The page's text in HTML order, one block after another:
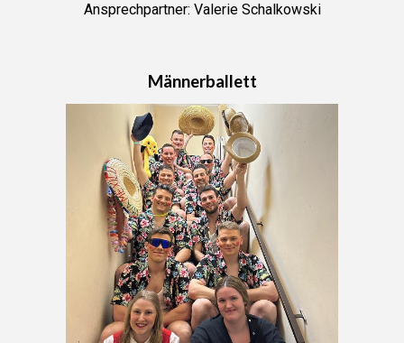
Ansprechpartner: Valerie Schalkowski
Männerballett